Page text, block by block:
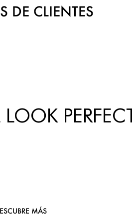
DE CLIENTES
MÁS